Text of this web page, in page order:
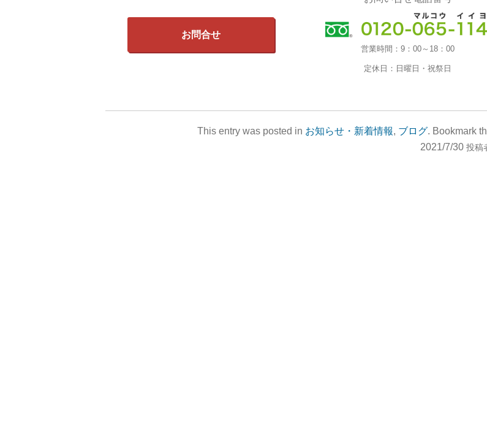
お問合せ
営業時間：9：00～18：00
定休日： 日曜日・祝祭日
This entry was posted in お知らせ・新着情報, ブログ. Bookmark
2021/7/30 投稿